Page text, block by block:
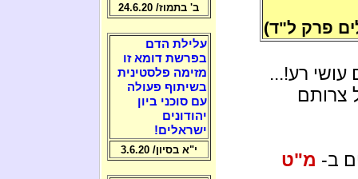
פרק ל"ד)
רע!...
צרותם
ב- מ"ט
ב' בתמוז/ 24.6.20
עלילת הדם
בפרשת דומא זו
מזימה פלסטינית
בשיתוף פעולה
עם סוכני ביון
יהודונים
ישראלים!
י"א בסיון/ 3.6.20